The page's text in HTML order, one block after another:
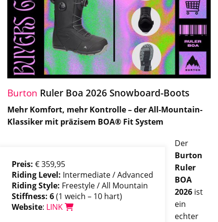
Burton Ruler Boa 2026 Snowboard-Boots
Mehr Komfort, mehr Kontrolle – der All-Mountain-
Klassiker mit präzisem BOA® Fit System
Preis: € 359,95
Riding Level: Intermediate / Advanced
Riding Style: Freestyle / All Mountain
Stiffness: 6(1 weich – 10 hart)
Website: LINK
Der
Burton
Ruler
BOA
2026 ist
ein
echter